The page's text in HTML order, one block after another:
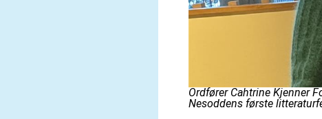
Ordfører Cahtrine Kjenner
Nesoddens første